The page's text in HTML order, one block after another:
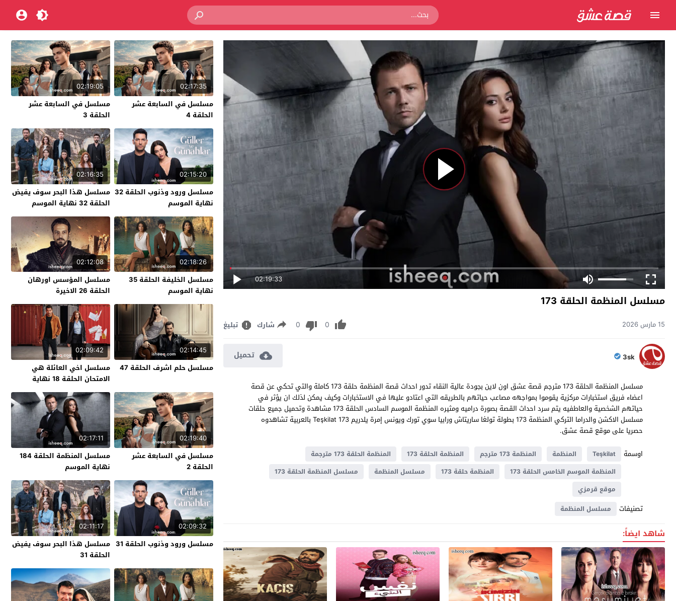
02:19:33
مسلسل المنظمة الحلقة 173
15 مارس 2026 0
0 شارك تبليغ
3sk تحميل
مسلسل المنظمة الحلقة 173 مترجم قصة عشق اون لاين بجودة عالية النقاء تدور احداث قصة المنظمة حلقة 173 كاملة والتي تحكي عن قصة
اعضاء فريق استخبارات مركزية يقوموا بمواجهه مصاعب حياتهم بالطريقه التي اعتادو عليها في الاستخبارات وكيف يمكن لذلك ان يؤثر في
حياتهم الشخصية والعاطفيه يتم سرد احداث القصة بصورة دراميه ومثيره المنظمة الموسم السادس الحلقة 173 مشاهدة وتحميل جميع حلقات
مسلسل الاكشن والدراما التركي المنظمة 173 بطولة تولغا ساريتاش ورابيا سوي تورك ويونس إمرة يلدريم Teşkilat 173 بالعربية تشاهدوه
حصريا على موقع قصة عشق.
اوسمة
Teşkilat المنظمة المنظمة 173 مترجم المنظمة الحلقة 173
المنظمة الحلقة 173 مترجمة
المنظمة الموسم الخامس الحلقة 173
المنظمة حلقة 173 مسلسل المنظمة
مسلسل المنظمة الحلقة 173
موقع قرمزي
تصنيفات مسلسل المنظمة
شاهد ايضاً:
02:17:35
مسلسل في السابعة عشر
الحلقة 4
02:19:05
مسلسل في السابعة عشر
الحلقة 3
02:15:20
مسلسل ورود وذنوب الحلقة 32
نهاية الموسم
02:16:35
مسلسل هذا البحر سوف يفيض
الحلقة 32 نهاية الموسم
02:18:26
مسلسل الخليفة الحلقة 35
نهاية الموسم
02:12:08
مسلسل المؤسس اورهان
الحلقة 26 الاخيرة
02:14:45
مسلسل حلم اشرف الحلقة 47
02:09:42
مسلسل اخي العائلة هي
الامتحان الحلقة 18 نهاية
الموسم
02:19:40
مسلسل في السابعة عشر
الحلقة 2
02:17:11
مسلسل المنظمة الحلقة 184
نهاية الموسم
02:09:32
مسلسل ورود وذنوب الحلقة 31
02:11:17
مسلسل هذا البحر سوف يفيض
الحلقة 31